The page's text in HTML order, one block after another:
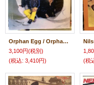
Orphan Egg / Orphan Egg
3,100円(税別)
(税込: 3,410円)
(税